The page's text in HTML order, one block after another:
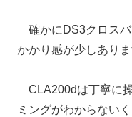
確かにDS3クロスバ
かかり感が少しありま
CLA200dは丁寧に
ミングがわからない